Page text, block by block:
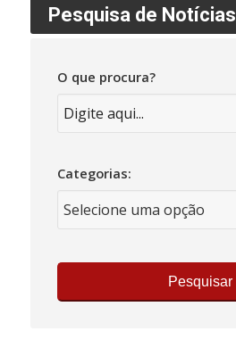
Pesquisa de Notícias
O que procura?
Categorias:
Pesquisar